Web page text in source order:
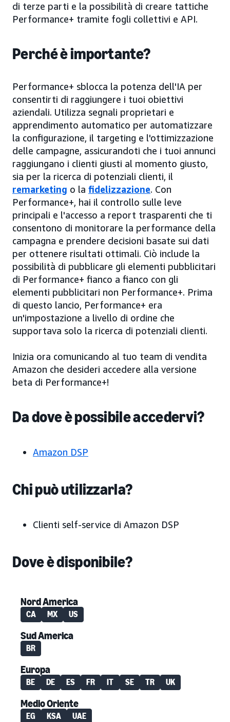
di terze parti e la possibilità di creare tattiche
Performance+ tramite fogli collettivi e API.
Perché è importante?
Performance+ sblocca la potenza dell'IA per
consentirti di raggiungere i tuoi obiettivi
aziendali. Utilizza segnali proprietari e
apprendimento automatico per automatizzare
la configurazione, il targeting e l'ottimizzazione
delle campagne, assicurandoti che i tuoi annunci
raggiungano i clienti giusti al momento giusto,
sia per la ricerca di potenziali clienti, il
remarketing o la fidelizzazione. Con
Performance+, hai il controllo sulle leve
principali e l'accesso a report trasparenti che ti
consentono di monitorare la performance della
campagna e prendere decisioni basate sui dati
per ottenere risultati ottimali. Ciò include la
possibilità di pubblicare gli elementi pubblicitari
di Performance+ fianco a fianco con gli
elementi pubblicitari non Performance+. Prima
di questo lancio, Performance+ era
un'impostazione a livello di ordine che
supportava solo la ricerca di potenziali clienti.
Inizia ora comunicando al tuo team di vendita
Amazon che desideri accedere alla versione
beta di Performance+!
Da dove è possibile accedervi?
Amazon DSP
Chi può utilizzarla?
Clienti self-service di Amazon DSP
Dove è disponibile?
Nord America
CA MX US
Sud America
BR
Europa
BE DE ES FR IT SE TR UK
Medio Oriente
EG KSA UAE